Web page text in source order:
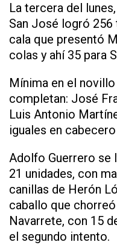
La tercera del
San José logró
cala que presentó
colas y ahí 35 para
Mínima en el
completan: José
Luis Antonio
iguales en
Adolfo Guerrero se
21 unidades, con
canillas de Herón
caballo que
Navarrete, con 15
el segundo intento.